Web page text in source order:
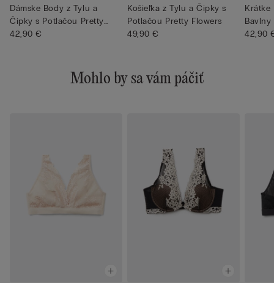
Dámske Body z Tylu a
Čipky s Potlačou Pretty
Flowe...
42,90 €
Košieľka z Tylu a Čipky s
Potlačou Pretty Flowers
49,90 €
Krátke
42,90
Mohlo by sa vám páčiť